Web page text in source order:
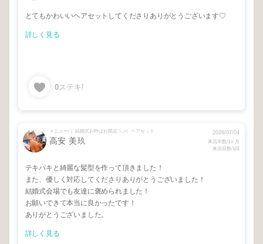
とてもかわいいヘアセットしてくださりありがとうございます♡
詳しく見る
0ステキ!
メニュー/ 〖結婚式お呼ばれ限定𓅯𓈒𓏸〗ヘアセット
高安 美玖
2026/07/04
来店年数/1ヶ月
来店回数/1回
テキパキと綺麗な髪型を作って頂きました！
また、優しく対応してくださりありがとうございました！
結婚式会場でも友達に褒められました！
お願いできて本当に良かったです！
ありがとうございました。
詳しく見る